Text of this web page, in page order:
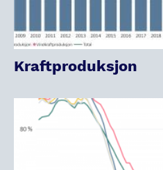
Kraftproduksjon